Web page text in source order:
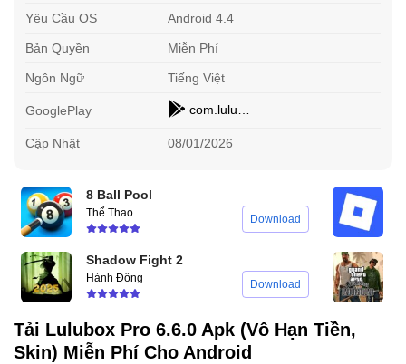
Yêu Cầu OS Android 4.4
Bản Quyền Miễn Phí
Ngôn Ngữ Tiếng Việt
GooglePlay
Cập Nhật 08/01/2026
8 Ball Pool
Thể Thao Download
Shadow Fight 2
Hành Động Download
Tải Lulubox Pro 6.6.0 Apk (Vô Hạn Tiền,
Skin) Miễn Phí Cho Android